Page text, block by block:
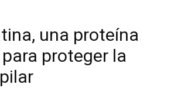
una proteína
proteger la